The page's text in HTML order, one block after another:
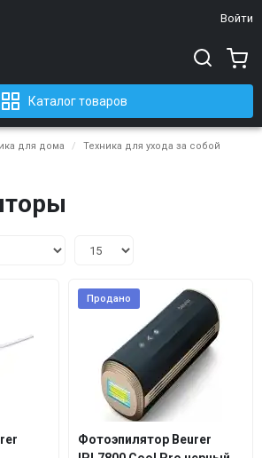
Войти
Каталог товаров
для дома
Техника для ухода за собой
Продано
Фотоэпилятор Beurer